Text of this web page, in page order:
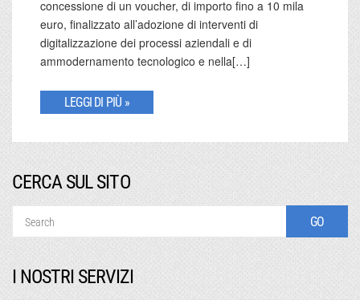
concessione di un voucher, di importo fino a 10 mila
euro, finalizzato all’adozione di interventi di
digitalizzazione dei processi aziendali e di
ammodernamento tecnologico e nella[…]
LEGGI DI PIÙ »
CERCA SUL SITO
I NOSTRI SERVIZI